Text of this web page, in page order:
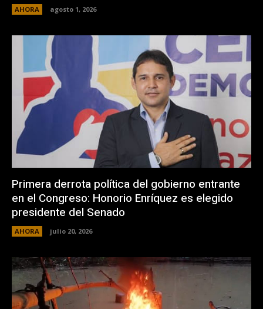
AHORA agosto 1, 2026
Primera derrota política del gobierno entrante
en el Congreso: Honorio Enríquez es elegido
presidente del Senado
AHORA julio 20, 2026